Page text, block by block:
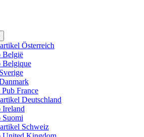
Österreich
België
Belgique
France
Deutschland
Ireland
Suomi
Schweiz